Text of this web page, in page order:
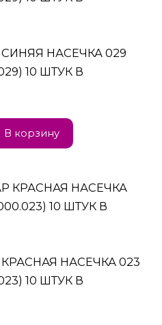
НАСЕЧКА 029
10 ШТУК В
В корзину
НАСЕЧКА 023
10 ШТУК В